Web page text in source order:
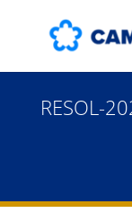
RESOL-